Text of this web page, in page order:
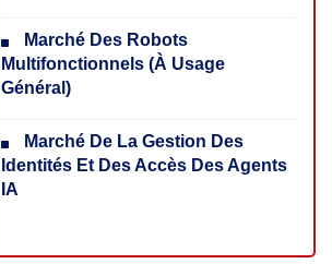
Marché Des Robots
Multifonctionnels (à Usage
Général)
Marché De La Gestion Des
Identités Et Des Accès Des Agents
IA